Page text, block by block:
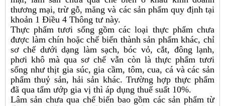
thương mại, trừ gỗ, măng và các sản phẩm quy định tại
khoản 1 Điều 4 Thông tư này.
Thực phẩm tươi sống gồm các loại thực phẩm chưa
được làm chín hoặc chế biến thành sản phẩm khác, chỉ
sơ chế dưới dạng làm sạch, bóc vỏ, cắt, đông lạnh,
phơi khô mà qua sơ chế vẫn còn là thực phẩm tươi
sống như thịt gia súc, gia cầm, tôm, cua, cá và các sản
phẩm thuỷ sản, hải sản khác. Trường hợp thực phẩm
đã qua tẩm ướp gia vị thì áp dụng thuế suất 10%.
Lâm sản chưa qua chế biến bao gồm các sản phẩm từ